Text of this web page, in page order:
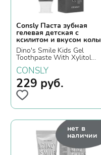
Consly Паста зубная
гелевая детская c
ксилитом и вкусом колы
Dino's Smile Kids Gel
Toothpaste With Xylitol
And Cola, 60гр.
CONSLY
229 руб.
нет в
наличии